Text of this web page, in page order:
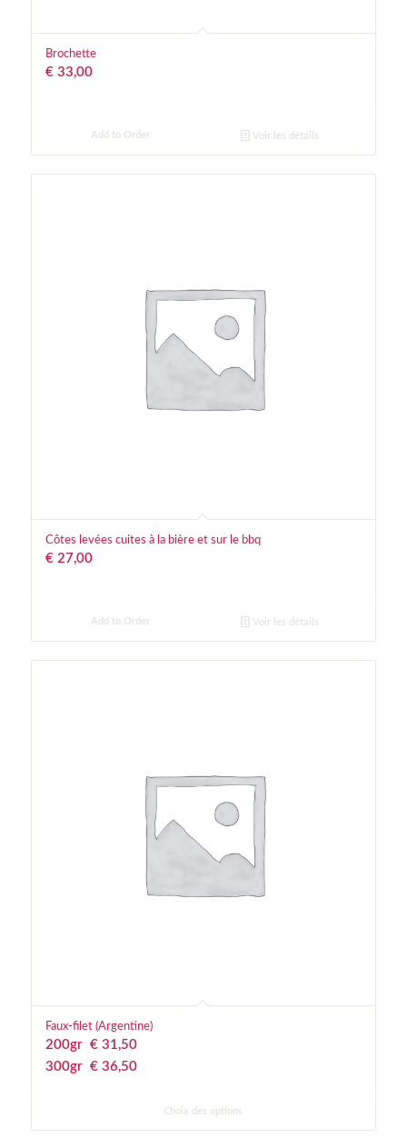
Brochette
€33,00
Add to Order Voir les détails
Côtes levées cuites à la bière et sur le bbq
€27,00
Add to Order Voir les détails
Faux-filet (Argentine)
200gr € 31,50
300gr € 36,50
Choix des options